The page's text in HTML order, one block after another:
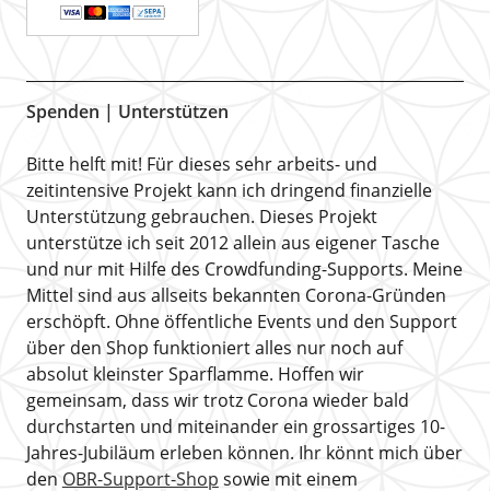
Spenden | Unterstützen
Bitte helft mit! Für dieses sehr arbeits- und
zeitintensive Projekt kann ich dringend finanzielle
Unterstützung gebrauchen. Dieses Projekt
unterstütze ich seit 2012 allein aus eigener Tasche
und nur mit Hilfe des Crowdfunding-Supports. Meine
Mittel sind aus allseits bekannten Corona-Gründen
erschöpft. Ohne öffentliche Events und den Support
über den Shop funktioniert alles nur noch auf
absolut kleinster Sparflamme. Hoffen wir
gemeinsam, dass wir trotz Corona wieder bald
durchstarten und miteinander ein grossartiges 10-
Jahres-Jubiläum erleben können. Ihr könnt mich über
den OBR-Support-Shop sowie mit einem